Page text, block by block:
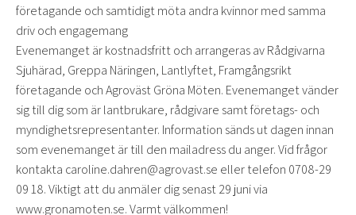
företagande och samtidigt möta andra kvinnor med samma
driv och engagemang
Evenemanget är kostnadsfritt och arrangeras av Rådgivarna
Sjuhärad, Greppa Näringen, Lantlyftet, Framgångsrikt
företagande och Agroväst Gröna Möten. Evenemanget vänder
sig till dig som är lantbrukare, rådgivare samt företags- och
myndighetsrepresentanter. Information sänds ut dagen innan
som evenemanget är till den mailadress du anger. Vid frågor
kontakta caroline.dahren@agrovast.se eller telefon 0708-29
09 18. Viktigt att du anmäler dig senast 29 juni via
www.gronamoten.se. Varmt välkommen!